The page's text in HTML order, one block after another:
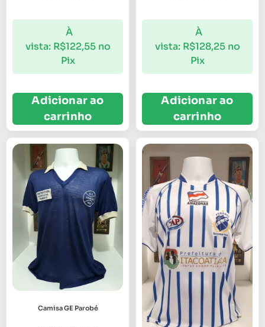
À
vista: R$122,55 no
Pix
Adicionar ao
carrinho
À
vista: R$128,25 no
Pix
Adicionar ao
carrinho
Camisa GE Parobé